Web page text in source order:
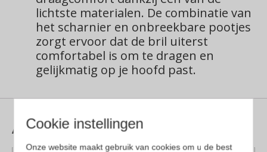
lichtste materialen. De combinatie van
het scharnier en onbreekbare pootjes
zorgt ervoor dat de bril uiterst
comfortabel is om te dragen en
gelijkmatig op je hoofd past.
Aanvullende informatie
Cookie instellingen
Onze website maakt gebruik van cookies om u de best